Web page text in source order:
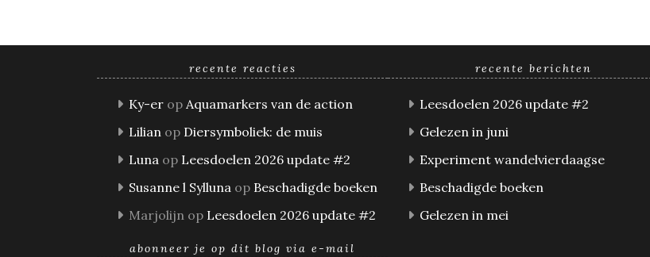
recente reacties
Ky-er op Aquamarkers van de action
Lilian op Diersymboliek: de muis
Luna op Leesdoelen 2026 update #2
Susanne l Sylluna op Beschadigde boeken
Marjolijn op Leesdoelen 2026 update #2
recente berichten
Leesdoelen 2026 update #2
Gelezen in juni
Experiment wandelvierdaagse
Beschadigde boeken
Gelezen in mei
abonneer je op dit blog via e-mail